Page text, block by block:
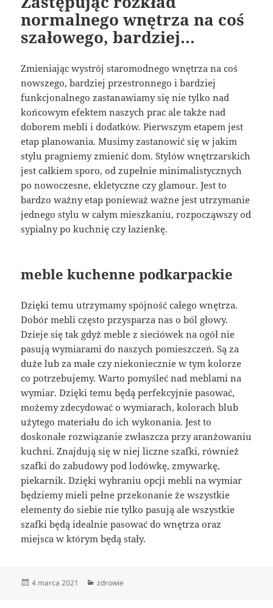
normalnego wnętrza na coś
szałowego, bardziej…
Zmieniając wystrój staromodnego wnętrza na coś
nowszego, bardziej przestronnego i bardziej
funkcjonalnego zastanawiamy się nie tylko nad
końcowym efektem naszych prac ale także nad
doborem mebli i dodatków. Pierwszym etapem jest
etap planowania. Musimy zastanowić się w jakim
stylu pragniemy zmienić dom. Stylów wnętrzarskich
jest całkiem sporo, od zupełnie minimalistycznych
po nowoczesne, ekletyczne czy glamour. Jest to
bardzo ważny etap ponieważ ważne jest utrzymanie
jednego stylu w całym mieszkaniu, rozpocząwszy od
sypialny po kuchnię czy łazienkę.
meble kuchenne podkarpackie
Dzięki temu utrzymamy spójność całego wnętrza.
Dobór mebli często przysparza nas o ból głowy.
Dzieje się tak gdyż meble z sieciówek na ogół nie
pasują wymiarami do naszych pomieszczeń. Są za
duże lub za małe czy niekoniecznie w tym kolorze
co potrzebujemy. Warto pomyśleć nad meblami na
wymiar. Dzięki temu będą perfekcyjnie pasować,
możemy zdecydować o wymiarach, kolorach blub
użytego materiału do ich wykonania. Jest to
doskonałe rozwiązanie zwłaszcza przy aranżowaniu
kuchni. Znajdują się w niej liczne szafki, również
szafki do zabudowy pod lodówkę, zmywarkę,
piekarnik. Dzięki wybraniu opcji mebli na wymiar
będziemy mieli pełne przekonanie że wszystkie
elementy do siebie nie tylko pasują ale wszystkie
szafki będą idealnie pasować do wnętrza oraz
miejsca w którym będą stały.
Data
4 marca 2021 Kategorie
zdrowie